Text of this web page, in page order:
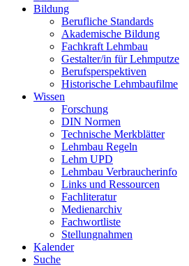
Bildung
Berufliche Standards
Akademische Bildung
Fachkraft Lehmbau
Gestalter/in für Lehmputze
Berufsperspektiven
Historische Lehmbaufilme
Wissen
Forschung
DIN Normen
Technische Merkblätter
Lehmbau Regeln
Lehm UPD
Lehmbau Verbraucherinfo
Links und Ressourcen
Fachliteratur
Medienarchiv
Fachwortliste
Stellungnahmen
Kalender
Suche